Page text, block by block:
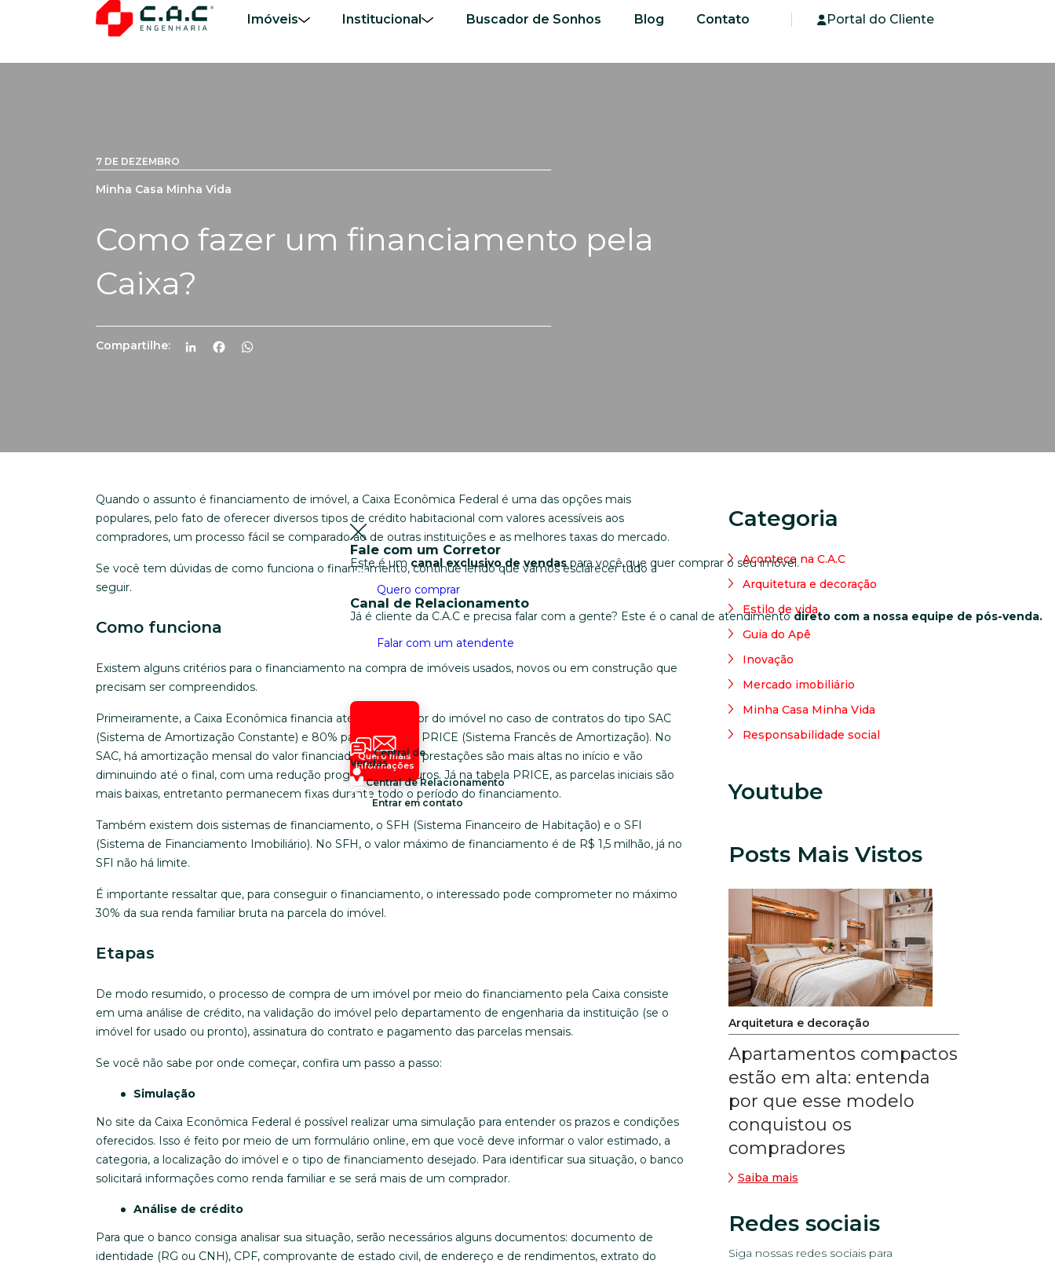
Imóveis Institucional Buscador de Sonhos Blog Contato Portal do Cliente
Fale com um Corretor
Este é um canal exclusivo de vendaspara você que quer comprar o seu imóvel.
Quero comprar
Canal de Relacionamento
Já é cliente da C.A.C e precisa falar com a gente? Este é o canal de atendimento direto com a nossa equipe de pós-venda.
Falar com um atendente
Quero mais
informações
Central de
Vendas
Central de Relacionamento
Entrar em contato
7 DE DEZEMBRO
Minha Casa Minha Vida
Como fazer um financiamento pela
Caixa?
Compartilhe: LinkedInFacebook
Quando o assunto é financiamento de imóvel, a Caixa Econômica Federal é uma das opções mais
populares, pelo fato de oferecer diversos tipos de crédito habitacional com valores acessíveis aos
compradores, um processo fácil se comparado ao de outras instituições e as melhores taxas do mercado.
Se você tem dúvidas de como funciona o financiamento, continue lendo que vamos esclarecer tudo a
seguir.
Como funciona
Existem alguns critérios para o financiamento na compra de imóveis usados, novos ou em construção que
precisam ser compreendidos.
Primeiramente, a Caixa Econômica financia até 90% do valor do imóvel no caso de contratos do tipo SAC
(Sistema de Amortização Constante) e 80% para contratos PRICE (Sistema Francês de Amortização). No
SAC, há amortização mensal do valor financiado, ou seja, as prestações são mais altas no início e vão
diminuindo até o final, com uma redução progressiva dos juros. Já na tabela PRICE, as parcelas iniciais são
mais baixas, entretanto permanecem fixas durante todo o período do financiamento.
Também existem dois sistemas de financiamento, o SFH (Sistema Financeiro de Habitação) e o SFI
(Sistema de Financiamento Imobiliário). No SFH, o valor máximo de financiamento é de R$ 1,5 milhão, já no
SFI não há limite.
É importante ressaltar que, para conseguir o financiamento, o interessado pode comprometer no máximo
30% da sua renda familiar bruta na parcela do imóvel.
Etapas
De modo resumido, o processo de compra de um imóvel por meio do financiamento pela Caixa consiste
em uma análise de crédito, na validação do imóvel pelo departamento de engenharia da instituição (se o
imóvel for usado ou pronto), assinatura do contrato e pagamento das parcelas mensais.
Se você não sabe por onde começar, confira um passo a passo:
Simulação
No site da Caixa Econômica Federal é possível realizar uma simulação para entender os prazos e condições
oferecidos. Isso é feito por meio de um formulário online, em que você deve informar o valor estimado, a
categoria, a localização do imóvel e o tipo de financiamento desejado. Para identificar sua situação, o banco
solicitará informações como renda familiar e se será mais de um comprador.
Análise de crédito
Para que o banco consiga analisar sua situação, serão necessários alguns documentos: documento de
identidade (RG ou CNH), CPF, comprovante de estado civil, de endereço e de rendimentos, extrato do
Categoria
Acontece na C.A.C
Arquitetura e decoração
Estilo de vida
Guia do Apê
Inovação
Mercado imobiliário
Minha Casa Minha Vida
Responsabilidade social
Youtube
Posts Mais Vistos
Arquitetura e decoração
Apartamentos compactos
estão em alta: entenda
por que esse modelo
conquistou os
compradores
Saiba mais
Redes sociais
Siga nossas redes sociais para